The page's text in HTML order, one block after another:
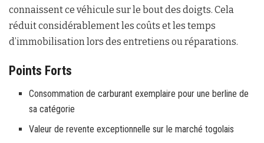
connaissent ce véhicule sur le bout des doigts. Cela
réduit considérablement les coûts et les temps
d’immobilisation lors des entretiens ou réparations.
Points Forts
Consommation de carburant exemplaire pour une berline de
sa catégorie
Valeur de revente exceptionnelle sur le marché togolais